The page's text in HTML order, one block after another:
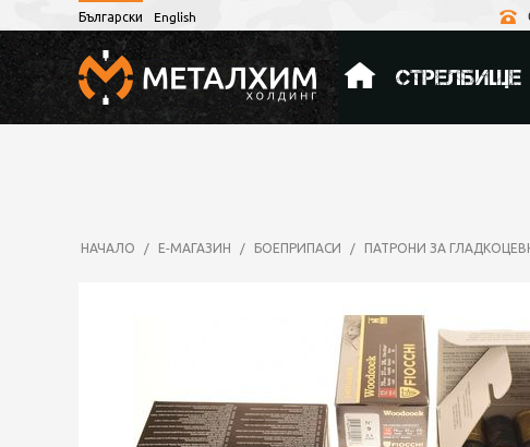
Български English
СТРЕЛБИЩЕ
НАЧАЛО / Е-МАГАЗИН / БОЕПРИПАСИ / ПАТРОНИ ЗА